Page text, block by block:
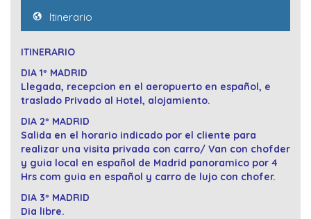
Itinerario
ITINERARIO
DIA 1º MADRID
Llegada, recepcion en el aeropuerto en español, e
traslado Privado al Hotel, alojamiento.
DIA 2º MADRID
Salida en el horario indicado por el cliente para
realizar una visita privada con carro/ Van con chofder
y guia local en español de Madrid panoramico por 4
Hrs com guia en español y carro de lujo con chofer.
DIA 3º MADRID
Dia libre.